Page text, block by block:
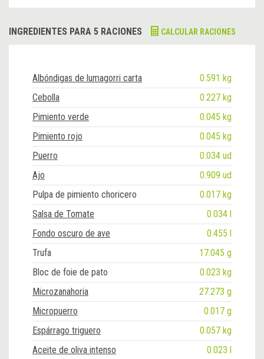
INGREDIENTES PARA 5 RACIONES CALCULAR RACIONES
Albóndigas de lumagorri carta
0.591 kg
Cebolla
0.227 kg
Pimiento verde
0.045 kg
Pimiento rojo
0.045 kg
Puerro
0.034 ud
Ajo
0.909 ud
Pulpa de pimiento choricero
0.017 kg
Salsa de Tomate
0.034 l
Fondo oscuro de ave
0.455 l
Trufa
17.045 g
Bloc de foie de pato
0.023 kg
Microzanahoria
27.273 g
Micropuerro
0.017 g
Espárrago triguero
0.057 kg
Aceite de oliva intenso
0.023 l